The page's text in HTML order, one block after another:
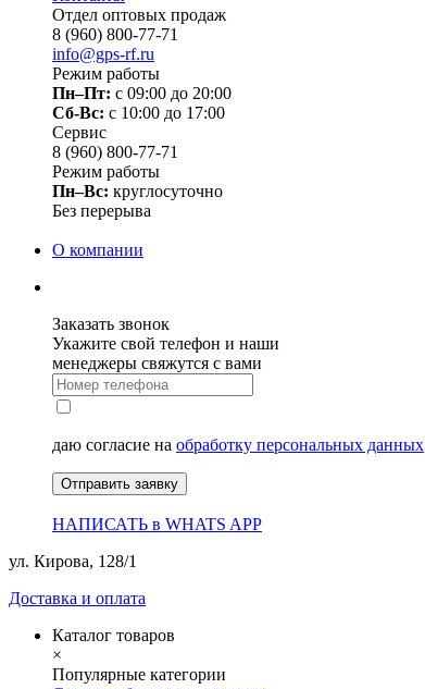
Отдел оптовых продаж
8 (960) 800-77-71
info@gps-rf.ru
Режим работы
Пн–Пт: с 09:00 до 20:00
Сб-Вс: c 10:00 до 17:00
Сервис
8 (960) 800-77-71
Режим работы
Пн–Вс: круглосуточно
Без перерыва
О компании
Заказать звонок
Укажите свой телефон и наши
менеджеры свяжутся с вами
даю согласие на обработку персональных данных
Отправить заявку
НАПИСАТЬ в WHATS APP
ул. Кирова, 128/1
Доставка и оплата
Каталог товаров
×
Популярные категории